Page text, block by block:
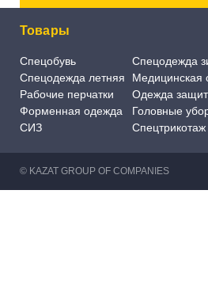
Товары
Спецобувь
Спецодежда
Спецодежда летняя
Медицинская
Рабочие перчатки
Одежда
Форменная одежда
Головные
СИЗ
Спецтрикотаж
© KAZAT GROUP OF COMPANIES